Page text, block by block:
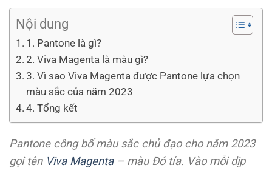
Nội dung
1. Pantone là gì?
2. Viva Magenta là màu gì?
3. Vì sao Viva Magenta được Pantone lựa chọn
màu sắc của năm 2023
4. Tổng kết
Pantone công bố màu sắc chủ đạo cho năm 2023
gọi tên Viva Magenta– màu Đỏ tía. Vào mỗi dịp